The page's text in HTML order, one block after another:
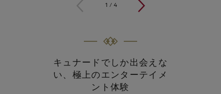
1 / 4
キュナードでしか出会えな
い、極上のエンターテイメ
ント体験